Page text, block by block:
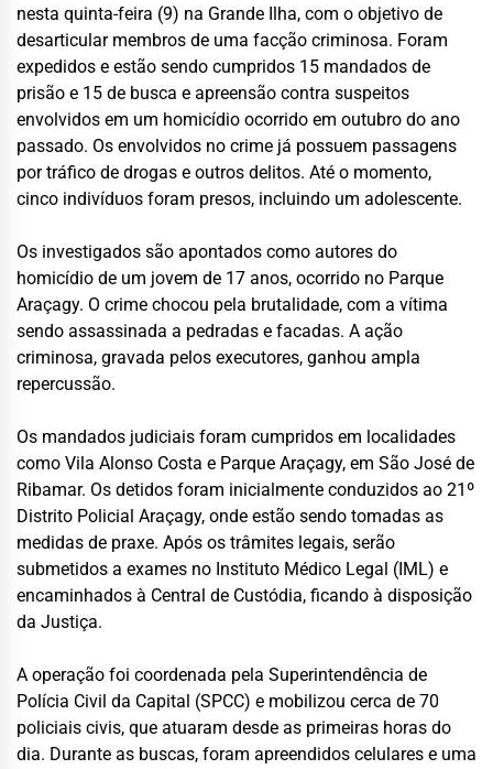
nesta quinta-feira (9) na Grande Ilha, com o objetivo de
desarticular membros de uma facção criminosa. Foram
expedidos e estão sendo cumpridos 15 mandados de
prisão e 15 de busca e apreensão contra suspeitos
envolvidos em um homicídio ocorrido em outubro do ano
passado. Os envolvidos no crime já possuem passagens
por tráfico de drogas e outros delitos. Até o momento,
cinco indivíduos foram presos, incluindo um adolescente.
Os investigados são apontados como autores do
homicídio de um jovem de 17 anos, ocorrido no Parque
Araçagy. O crime chocou pela brutalidade, com a vítima
sendo assassinada a pedradas e facadas. A ação
criminosa, gravada pelos executores, ganhou ampla
repercussão.
Os mandados judiciais foram cumpridos em localidades
como Vila Alonso Costa e Parque Araçagy, em São José de
Ribamar. Os detidos foram inicialmente conduzidos ao 21º
Distrito Policial Araçagy, onde estão sendo tomadas as
medidas de praxe. Após os trâmites legais, serão
submetidos a exames no Instituto Médico Legal (IML) e
encaminhados à Central de Custódia, ficando à disposição
da Justiça.
A operação foi coordenada pela Superintendência de
Polícia Civil da Capital (SPCC) e mobilizou cerca de 70
policiais civis, que atuaram desde as primeiras horas do
dia. Durante as buscas, foram apreendidos celulares e uma